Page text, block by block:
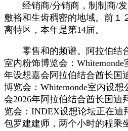
经销商/分销商，制制商/发
敷裕和生齿稠密的地域。前１
离特区，本年是第14届。
零售和的频谱。阿拉伯结
室内粉饰博览会：
年设想嘉会阿拉伯结合酋长国
博览会：Whitemonde室内设
会2026年阿拉伯结合酋长国迪
览会：INDEX设想论坛正在迪
包罗建建师，两个小时的程乘